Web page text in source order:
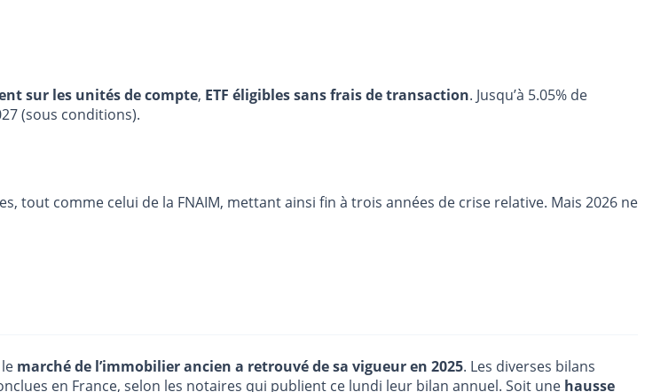
sur les unités de compte, ETF éligibles sans frais de transaction. Jusqu’à 5.05% de
(sous conditions).
tout comme celui de la FNAIM, mettant ainsi fin à trois années de crise relative. Mais 2026 ne
marché de l’immobilier ancien a retrouvé de sa vigueur en 2025. Les diverses bilans
en France, selon les notaires qui publient ce lundi leur bilan annuel. Soit une hausse